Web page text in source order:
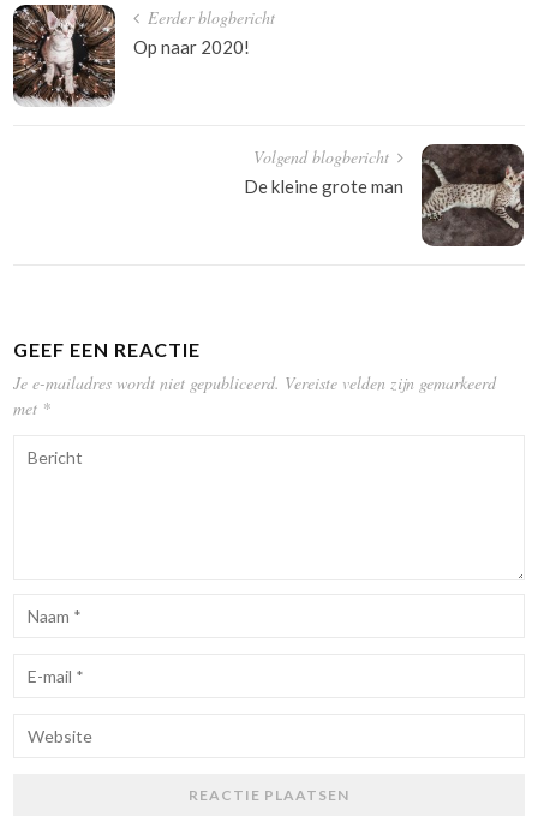
Bericht
navigatie
Eerder blogbericht
Op naar 2020!
Volgend blogbericht
De kleine grote man
GEEF EEN REACTIE
Je e-mailadres wordt niet gepubliceerd. Vereiste velden zijn gemarkeerd
met *